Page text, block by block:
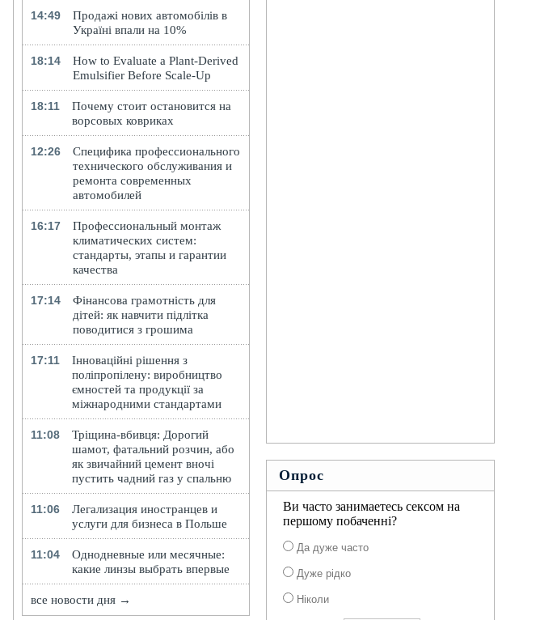
14:49
Продажі нових автомобілів в
Україні впали на 10%
18:14
How to Evaluate a Plant-Derived
Emulsifier Before Scale-Up
18:11
Почему стоит остановится на
ворсовых ковриках
12:26
Специфика профессионального
технического обслуживания и
ремонта современных
автомобилей
16:17
Профессиональный монтаж
климатических систем:
стандарты, этапы и гарантии
качества
17:14
Фінансова грамотність для
дітей: як навчити підлітка
поводитися з грошима
17:11
Інноваційні рішення з
поліпропілену: виробництво
ємностей та продукції за
міжнародними стандартами
11:08
Тріщина-вбивця: Дорогий
шамот, фатальний розчин, або
як звичайний цемент вночі
пустить чадний газ у спальню
11:06
Легализация иностранцев и
услуги для бизнеса в Польше
11:04
Однодневные или месячные:
какие линзы выбрать впервые
все новости дня →
Опрос
Ви часто занимаетесь сексом на
першому побаченні?
Да дуже часто
Дуже рідко
Ніколи